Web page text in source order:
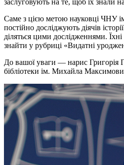
Саме з цією метою науковці ЧНУ
постійно досліджують діячів
діляться цими дослідженнями.
знайти у рубриці «Видатні
До вашої уваги — нарис Григорія
бібліотеки ім. Михайла